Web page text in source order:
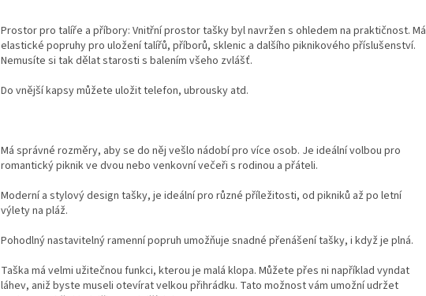
Prostor pro talíře a příbory: Vnitřní prostor tašky byl navržen s ohledem na praktičnost. Má
elastické popruhy pro uložení talířů, příborů, sklenic a dalšího piknikového příslušenství.
Nemusíte si tak dělat starosti s balením všeho zvlášť.
Do vnější kapsy můžete uložit telefon, ubrousky atd.
Má správné rozměry, aby se do něj vešlo nádobí pro více osob. Je ideální volbou pro
romantický piknik ve dvou nebo venkovní večeři s rodinou a přáteli.
Moderní a stylový design tašky, je ideální pro různé příležitosti, od pikniků až po letní
výlety na pláž.
Pohodlný nastavitelný ramenní popruh umožňuje snadné přenášení tašky, i když je plná.
Taška má velmi užitečnou funkci, kterou je malá klopa. Můžete přes ni například vyndat
láhev, aniž byste museli otevírat velkou přihrádku. Tato možnost vám umožní udržet